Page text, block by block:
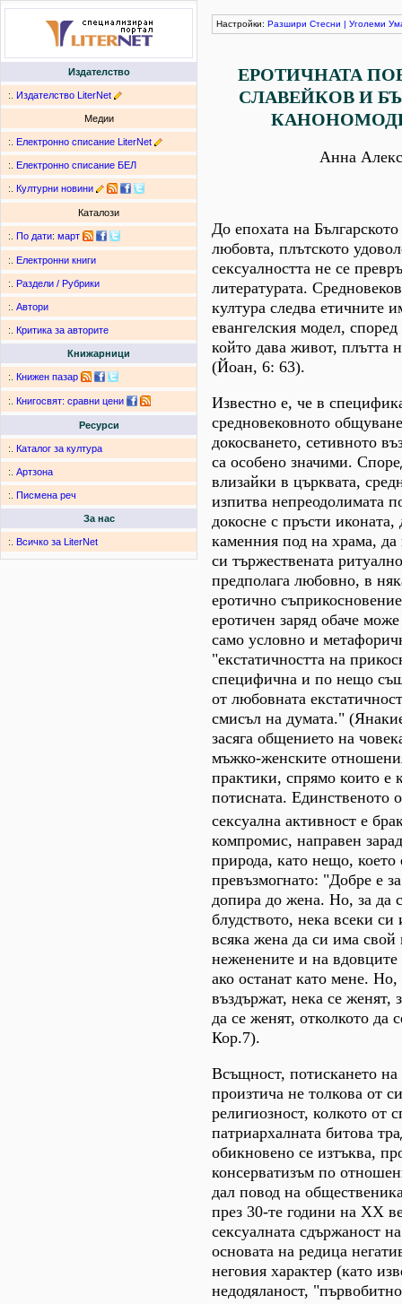
Издателство
:. Издателство LiterNet
Медии
:. Електронно списание LiterNet
:. Електронно списание БЕЛ
:. Културни новини
Каталози
:. По дати: март
:. Електронни книги
:. Раздели / Рубрики
:. Автори
:. Критика за авторите
Книжарници
:. Книжен пазар
:. Книгосвят: сравни цени
Ресурси
:. Каталог за култура
:. Артзона
:. Писмена реч
За нас
:. Всичко за LiterNet
Настройки: Разшири Стесни | Уголеми
ЕРОТИЧНАТА
СЛАВЕЙКОВ И
Анна
До епохата на
любовтa, плътското
сексуалността не се
литературата.
култура следва етичните
евангелския модел,
който дава живот, плътта
(Йоан, 6: 63).
Известно е, че в
средновековното
докосването, сетивното
са особено значими.
влизайки в църквата,
изпитва непреодолимата
докосне с пръсти иконата,
каменния под на храма, да
си тържествената
предполага любовно, в
еротично
еротичен заряд обаче
само условно и
"екстатичността на
специфична и по нещо
от любовната
смисъл на думата."
засяга общението на
мъжко-женските
практики, спрямо които е
потисната. Единственото
сексуална активност е
компромис, направен
природа, като нещо, което
превъзмогнато: "Добре е
допира до жена. Но, за да
блудството, нека всеки
всяка жена да си има
неженените и на
ако останат като мене. Но,
въздържат, нека се женят,
да се женят, отколкото да
Кор.7).
Всъщност, потискането на
произтича не толкова от
религиозност, колкото от
патриархалната битова
обикновено се изтъква,
консерватизъм по
дал повод на
през 30-те години на XX
сексуалната сдържаност
основата на редица
неговия характер (като
недодяланост,